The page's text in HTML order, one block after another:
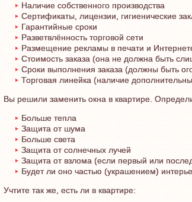
Наличие собственного производства
Сертификаты, лицензии, гигиенические
Гарантийные сроки
Разветвлённость торговой сети
Размещение рекламы в печати и
Стоимость заказа (она не должна быть
Сроки выполнения заказа (должны быть
Торговая линейка (наличие
Вы решили заменить окна в квартире.
Больше тепла
Защита от шума
Больше света
Защита от солнечных лучей
Защита от взлома (если первый или
Будет ли оно частью (украшением)
Учтите так же, есть ли в квартире: